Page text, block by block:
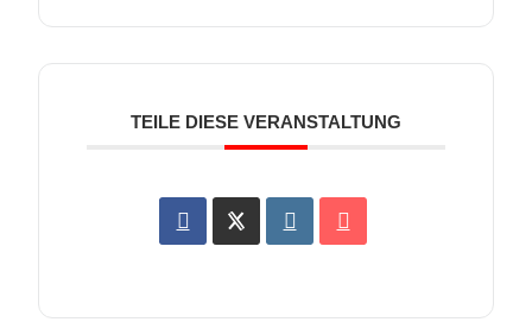
TEILE DIESE VERANSTALTUNG